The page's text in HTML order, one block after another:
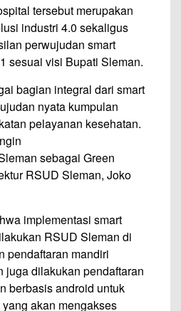
tersebut merupakan
industri 4.0 sekaligus
perwujudan smart
sesuai visi Bupati Sleman.
bagian integral dari smart
nyata kumpulan
pelayanan kesehatan.
sebagai Green
RSUD Sleman, Joko
implementasi smart
RSUD Sleman di
pendaftaran mandiri
juga dilakukan pendaftaran
berbasis android untuk
akan mengakses